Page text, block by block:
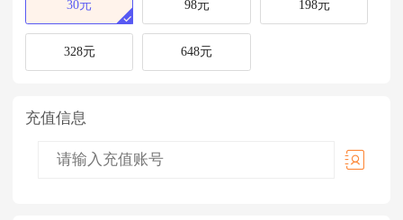
30元 98元 198元
328元 648元
充值信息